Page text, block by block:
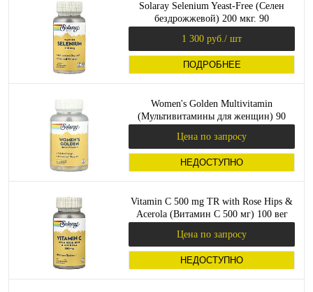
Solaray Selenium Yeast-Free (Селен
бездрожжевой) 200 мкг. 90
1 300 руб. / шт
ПОДРОБНЕЕ
Women's Golden Multivitamin
(Мультивитамины для женщин) 90
Цена по запросу
НЕДОСТУПНО
Vitamin C 500 mg TR with Rose Hips &
Acerola (Витамин C 500 мг) 100 вег
Цена по запросу
НЕДОСТУПНО